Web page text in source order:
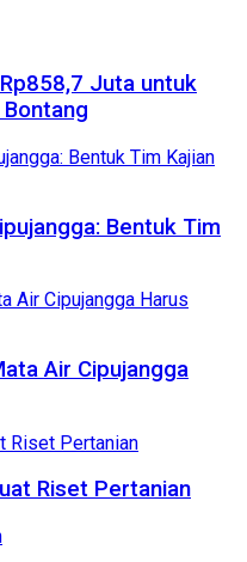
Juta untuk
Bentuk Tim
Air Cipujangga
Riset Pertanian